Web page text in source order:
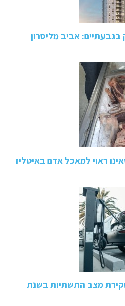
אביב מליסרון
בשר שאינו ראוי למאכל אדם באיטליז
מצב התשתיות בשנת